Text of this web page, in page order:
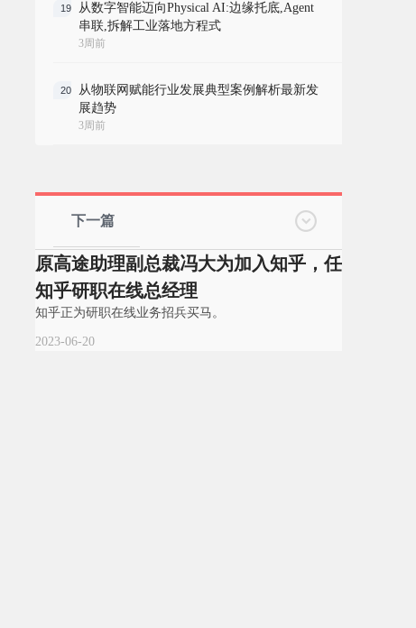
19
从数字智能迈向Physical AI:边缘托底,Agent
串联,拆解工业落地方程式
3周前
20
从物联网赋能行业发展典型案例解析最新发
展趋势
3周前
下一篇
原高途助理副总裁冯大为加入知乎，任
知乎研职在线总经理
知乎正为研职在线业务招兵买马。
2023-06-20